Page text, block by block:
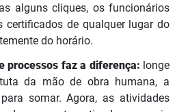
alguns cliques, os funcionários
certificados de qualquer lugar do
do horário.
processos faz a diferença: longe
da mão de obra humana, a
somar. Agora, as atividades